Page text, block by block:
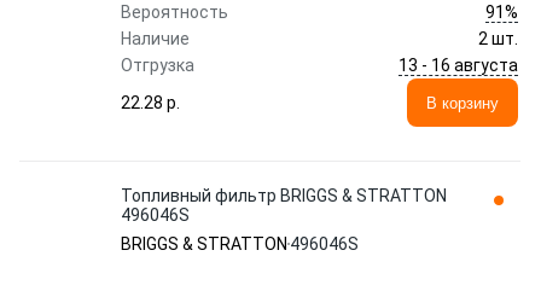
Вероятность
91%
Наличие
2 шт.
Отгрузка
13 - 16 августа
22.28 p.
В корзину
Топливный фильтр BRIGGS & STRATTON
496046S
BRIGGS & STRATTON 496046S